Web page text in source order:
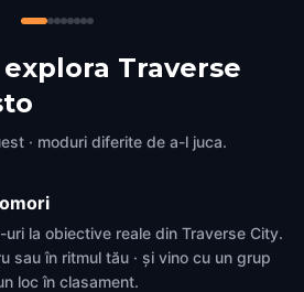
Traverse
· moduri diferite de a-l juca.
la obiective reale din Traverse City.
sau în ritmul tău · și vino cu un grup
loc în clasament.